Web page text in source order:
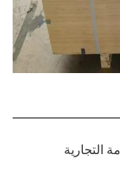
التجارية